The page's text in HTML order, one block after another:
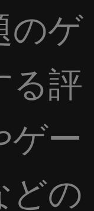
のゲ
る評
ゲー
どの